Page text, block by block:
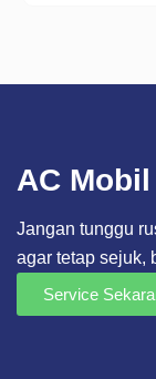
AC
Jangan tunggu
agar tetap sejuk,
Service